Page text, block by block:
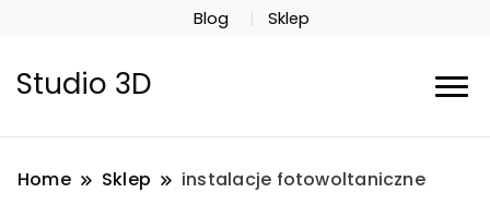
Blog Sklep
Studio 3D
Home Sklep instalacje fotowoltaniczne